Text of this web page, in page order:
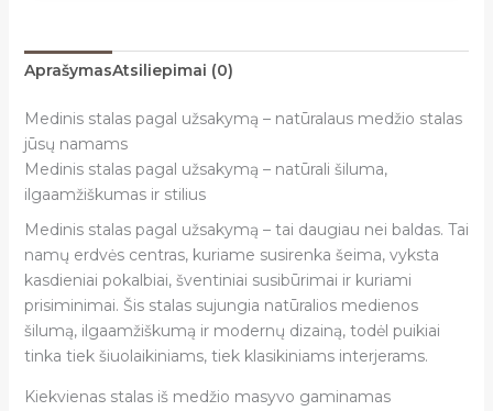
AprašymasAtsiliepimai (0)
Medinis stalas pagal užsakymą – natūralaus medžio stalas
jūsų namams
Medinis stalas pagal užsakymą – natūrali šiluma,
ilgaamžiškumas ir stilius
Medinis stalas pagal užsakymą – tai daugiau nei baldas. Tai
namų erdvės centras, kuriame susirenka šeima, vyksta
kasdieniai pokalbiai, šventiniai susibūrimai ir kuriami
prisiminimai. Šis stalas sujungia natūralios medienos
šilumą, ilgaamžiškumą ir modernų dizainą, todėl puikiai
tinka tiek šiuolaikiniams, tiek klasikiniams interjerams.
Kiekvienas stalas iš medžio masyvo gaminamas